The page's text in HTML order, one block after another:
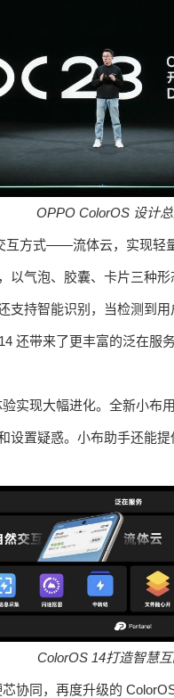
OPPO ColorOS 设计
互方式——流体云，实现轻
以气泡、胶囊、卡片三种
支持智能识别，当检测到
还带来了更丰富的泛在服
实现大幅进化。全新小布
设置疑惑。小布助手还能
ColorOS 14打造智慧
协同，再度升级的